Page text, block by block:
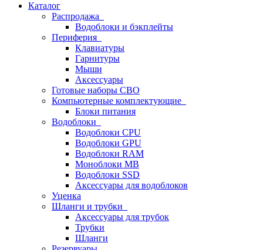
Каталог
Распродажа
Водоблоки и бэкплейты
Периферия
Клавиатуры
Гарнитуры
Мыши
Аксессуары
Готовые наборы СВО
Компьютерные комплектующие
Блоки питания
Водоблоки
Водоблоки CPU
Водоблоки GPU
Водоблоки RAM
Моноблоки MB
Водоблоки SSD
Аксессуары для водоблоков
Уценка
Шланги и трубки
Аксессуары для трубок
Трубки
Шланги